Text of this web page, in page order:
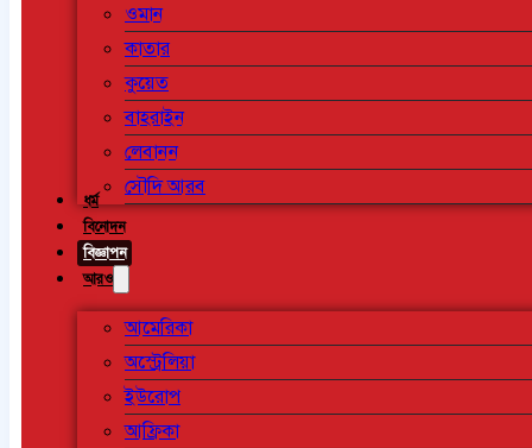
ওমান
কাতার
কুয়েত
বাহরাইন
লেবানন
সৌদি আরব
ধর্ম
বিনোদন
বিজ্ঞাপন
আরও
আমেরিকা
অস্ট্রেলিয়া
ইউরোপ
আফ্রিকা